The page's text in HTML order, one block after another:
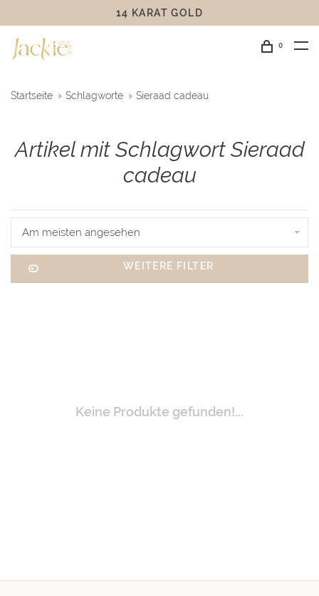
14 KARAT GOLD
0
Startseite Schlagworte Sieraad cadeau
Artikel mit Schlagwort Sieraad
cadeau
Am meisten angesehen
WEITERE FILTER
Keine Produkte gefunden!...